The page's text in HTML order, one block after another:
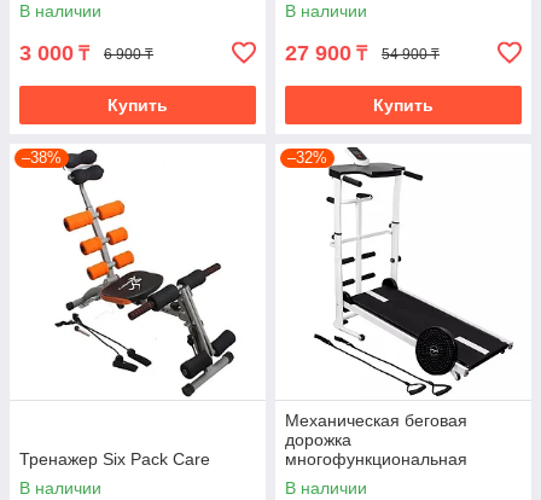
В наличии
3 000 ₸ 6 900 ₸
Купить
В наличии
27 900 ₸ 54 900 ₸
Купить
–38%
Тренажер Six Pack Care
В наличии
–32%
Механическая беговая
дорожка
многофункциональная
(4995)
В наличии